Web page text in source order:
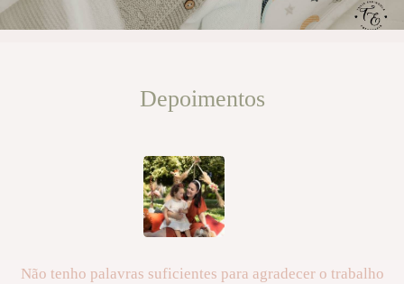
Depoimentos
Não tenho palavras suficientes para agradecer o trabalho